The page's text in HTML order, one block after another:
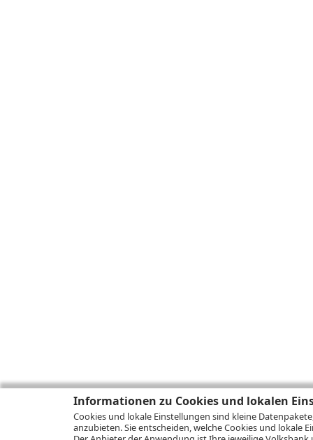
Informationen zu Cookies und lokalen
Cookies und lokale Einstellungen sind kleine
anzubieten. Sie entscheiden, welche Cookies und lokale